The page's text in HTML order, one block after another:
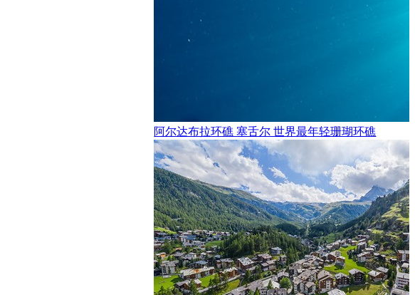
阿尔达布拉环礁 塞舌尔 世界最年轻珊瑚环礁